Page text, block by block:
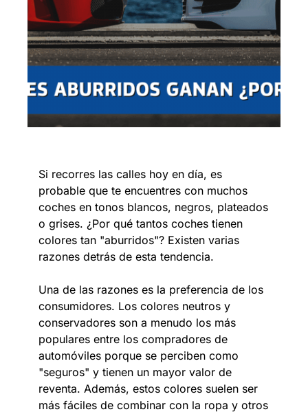
Si recorres las calles hoy en día, es
probable que te encuentres con muchos
coches en tonos blancos, negros, plateados
o grises. ¿Por qué tantos coches tienen
colores tan "aburridos"? Existen varias
razones detrás de esta tendencia.
Una de las razones es la preferencia de los
consumidores. Los colores neutros y
conservadores son a menudo los más
populares entre los compradores de
automóviles porque se perciben como
"seguros" y tienen un mayor valor de
reventa. Además, estos colores suelen ser
más fáciles de combinar con la ropa y otros